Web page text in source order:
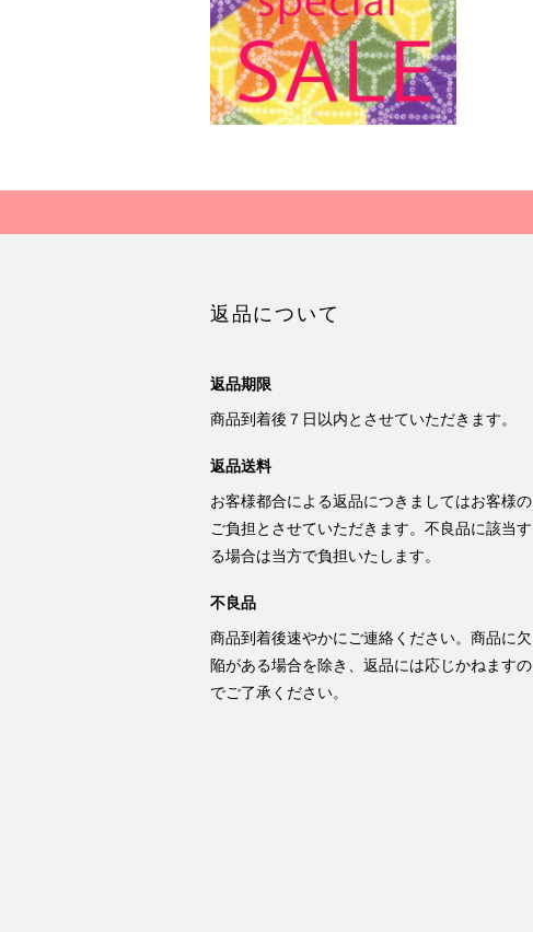
返品について
返品期限
商品到着後７日以内とさせていただきます。
返品送料
お客様都合による返品につきましてはお客様の
ご負担とさせていただきます。不良品に該当す
る場合は当方で負担いたします。
不良品
商品到着後速やかにご連絡ください。商品に欠
陥がある場合を除き、返品には応じかねますの
でご了承ください。